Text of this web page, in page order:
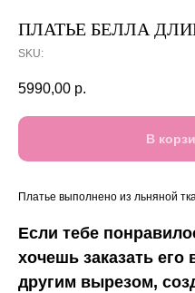
ПЛАТЬЕ БЕЛЛА
SKU:
5990,00 р.
В
Платье выполнено из льняной
Если тебе
хочешь заказать его
другим вырезом,